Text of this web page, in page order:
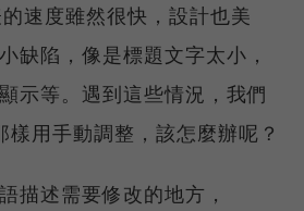
速度雖然很快，設計也美
缺陷，像是標題文字太小，
示等。遇到這些情況，我們
用手動調整，該怎麼辦呢？
描述需要修改的地方，